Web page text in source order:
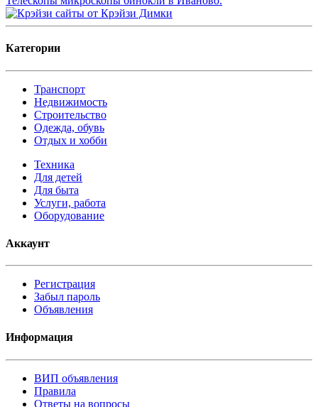
Категории
Транспорт
Недвижимость
Строительство
Одежда, обувь
Отдых и хобби
Техника
Для детей
Для быта
Услуги, работа
Оборудование
Аккаунт
Регистрация
Забыл пароль
Объявления
Информация
ВИП объявления
Правила
Ответы на вопросы